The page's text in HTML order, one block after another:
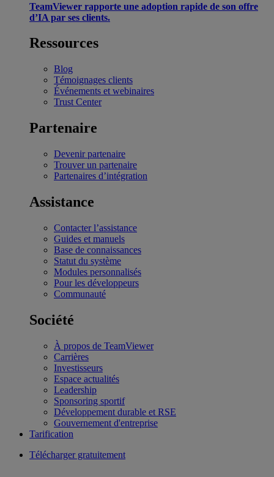
TeamViewer rapporte une adoption rapide de son offre
d’IA par ses clients.
Ressources
Blog
Témoignages clients
Événements et webinaires
Trust Center
Partenaire
Devenir partenaire
Trouver un partenaire
Partenaires d’intégration
Assistance
Contacter l’assistance
Guides et manuels
Base de connaissances
Statut du système
Modules personnalisés
Pour les développeurs
Communauté
Société
À propos de TeamViewer
Carrières
Investisseurs
Espace actualités
Leadership
Sponsoring sportif
Développement durable et RSE
Gouvernement d'entreprise
Tarification
Télécharger gratuitement